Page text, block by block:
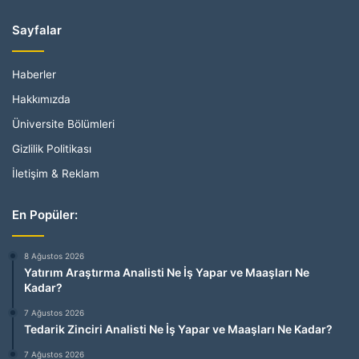
Sayfalar
Haberler
Hakkımızda
Üniversite Bölümleri
Gizlilik Politikası
İletişim & Reklam
En Popüler:
8 Ağustos 2026
Yatırım Araştırma Analisti Ne İş Yapar ve Maaşları Ne
Kadar?
7 Ağustos 2026
Tedarik Zinciri Analisti Ne İş Yapar ve Maaşları Ne Kadar?
7 Ağustos 2026